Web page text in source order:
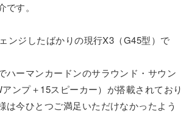
す。
ンジしたばかりの現行X3（G45型）で
ハーマンカードンのサラウンド・サウン
アンプ＋15スピーカー）が搭載されており
は今ひとつご満足いただけなかったよう